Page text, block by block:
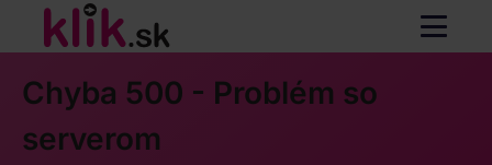
Chyba 500 - Problém so
serverom